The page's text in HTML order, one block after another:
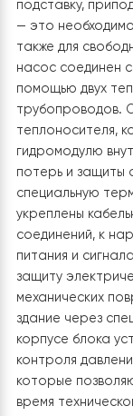
1. Монтаж
насоса:
На фото
наружного
Этот элемент
поскольку
тепла из
отопительный
установлен на
подставку,
— это
также для
насос
помощью двух